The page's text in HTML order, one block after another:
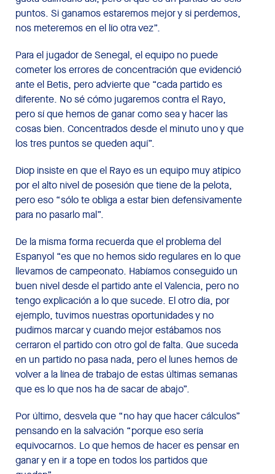
puntos. Si ganamos estaremos mejor y si perdemos,
nos meteremos en el lío otra vez”.
Para el jugador de Senegal, el equipo no puede
cometer los errores de concentración que evidenció
ante el Betis, pero advierte que “cada partido es
diferente. No sé cómo jugaremos contra el Rayo,
pero sí que hemos de ganar como sea y hacer las
cosas bien. Concentrados desde el minuto uno y que
los tres puntos se queden aquí”.
Diop insiste en que el Rayo es un equipo muy atípico
por el alto nivel de posesión que tiene de la pelota,
pero eso “sólo te obliga a estar bien defensivamente
para no pasarlo mal”.
De la misma forma recuerda que el problema del
Espanyol “es que no hemos sido regulares en lo que
llevamos de campeonato. Habíamos conseguido un
buen nivel desde el partido ante el Valencia, pero no
tengo explicación a lo que sucede. El otro día, por
ejemplo, tuvimos nuestras oportunidades y no
pudimos marcar y cuando mejor estábamos nos
cerraron el partido con otro gol de falta. Que suceda
en un partido no pasa nada, pero el lunes hemos de
volver a la línea de trabajo de estas últimas semanas
que es lo que nos ha de sacar de abajo”.
Por último, desvela que “no hay que hacer cálculos”
pensando en la salvación “porque eso sería
equivocarnos. Lo que hemos de hacer es pensar en
ganar y en ir a tope en todos los partidos que